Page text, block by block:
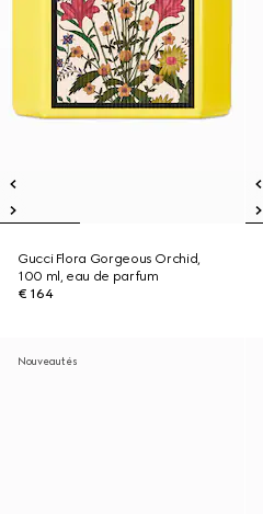
Gucci Flora Gorgeous Orchid,
100 ml, eau de parfum
€ 164
Nouveautés